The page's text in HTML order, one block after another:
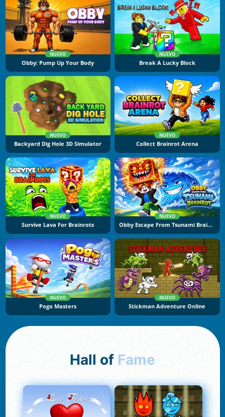
NUEVO
Obby: Pump Up Your Body
NUEVO
Break A Lucky Block
NUEVO
Backyard Dig Hole 3D Simulator
NUEVO
Collect Brainrot Arena
NUEVO
Survive Lava For Brainrots
NUEVO
Obby Escape From Tsunami Brainrot
NUEVO
Pogo Masters
NUEVO
Stickman Adventure Online
Hall of Fame